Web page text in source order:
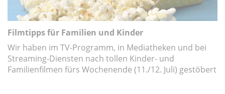
Filmtipps für Familien und Kinder
Wir haben im TV-Programm, in Mediatheken und bei
Streaming-Diensten nach tollen Kinder- und
Familienfilmen fürs Wochenende (11./12. Juli) gestöbert